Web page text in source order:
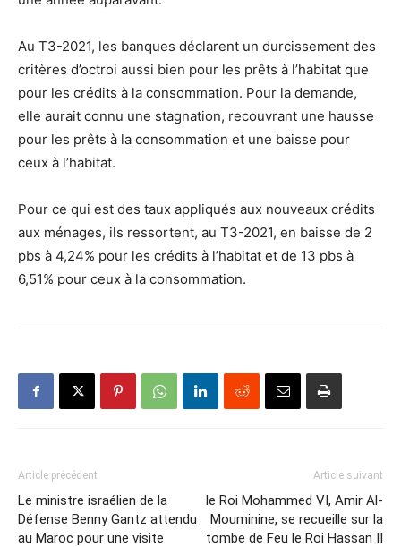
Au T3-2021, les banques déclarent un durcissement des
critères d’octroi aussi bien pour les prêts à l’habitat que
pour les crédits à la consommation. Pour la demande,
elle aurait connu une stagnation, recouvrant une hausse
pour les prêts à la consommation et une baisse pour
ceux à l’habitat.
Pour ce qui est des taux appliqués aux nouveaux crédits
aux ménages, ils ressortent, au T3-2021, en baisse de 2
pbs à 4,24% pour les crédits à l’habitat et de 13 pbs à
6,51% pour ceux à la consommation.
Article précédent
Le ministre israélien de la
Défense Benny Gantz attendu
au Maroc pour une visite
Article suivant
le Roi Mohammed VI, Amir Al-
Mouminine, se recueille sur la
tombe de Feu le Roi Hassan II